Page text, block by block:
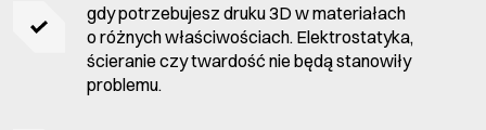
gdy potrzebujesz druku 3D w materiałach
o różnych właściwościach. Elektrostatyka,
ścieranie czy twardość nie będą stanowiły
problemu.